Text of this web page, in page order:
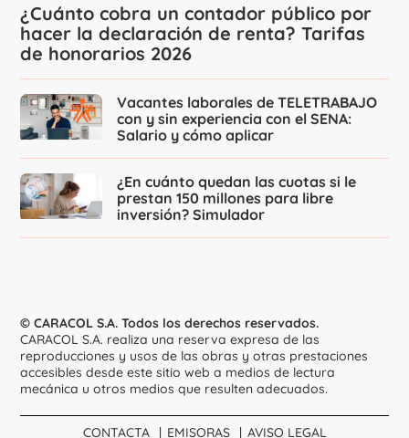
¿Cuánto cobra un contador público por
hacer la declaración de renta? Tarifas
de honorarios 2026
Vacantes laborales de TELETRABAJO
con y sin experiencia con el SENA:
Salario y cómo aplicar
¿En cuánto quedan las cuotas si le
prestan 150 millones para libre
inversión? Simulador
© CARACOL S.A. Todos los derechos reservados.
CARACOL S.A. realiza una reserva expresa de las
reproducciones y usos de las obras y otras prestaciones
accesibles desde este sitio web a medios de lectura
mecánica u otros medios que resulten adecuados.
CONTACTA EMISORAS AVISO LEGAL